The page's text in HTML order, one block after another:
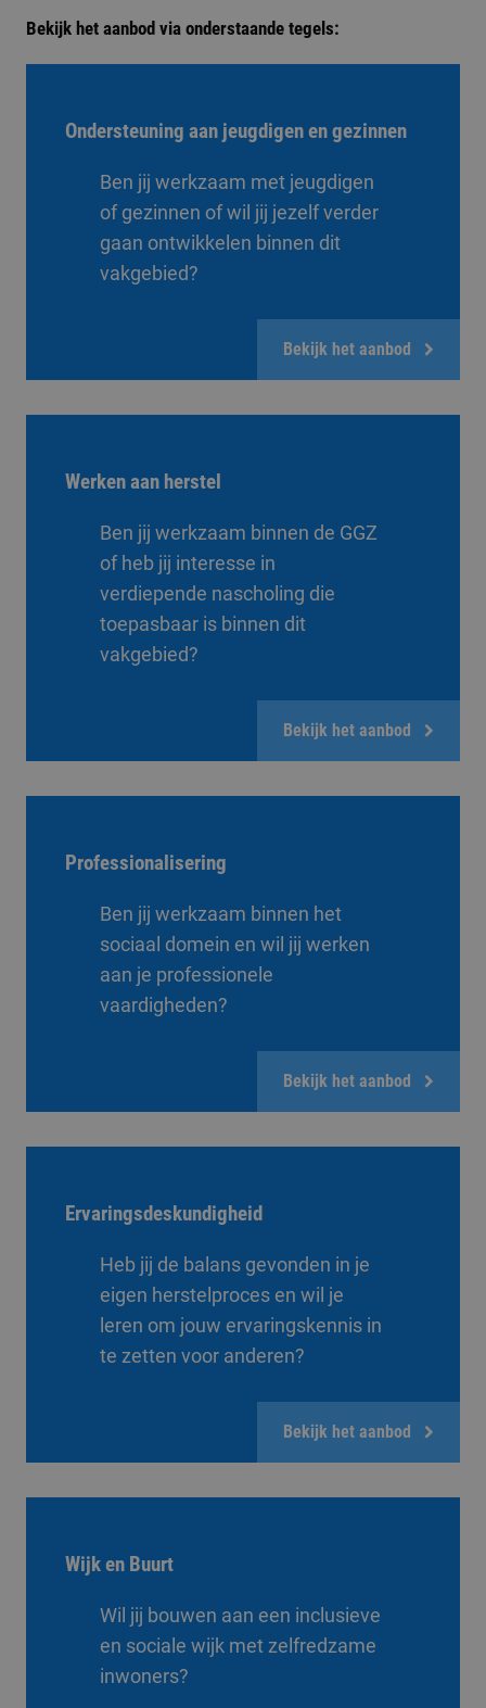
Bekijk het aanbod via onderstaande tegels:
Ondersteuning aan jeugdigen en gezinnen
Ben jij werkzaam met jeugdigen
of gezinnen of wil jij jezelf verder
gaan ontwikkelen binnen dit
vakgebied?
Bekijk het aanbod
Werken aan herstel
Ben jij werkzaam binnen de GGZ
of heb jij interesse in
verdiepende nascholing die
toepasbaar is binnen dit
vakgebied?
Bekijk het aanbod
Professionalisering
Ben jij werkzaam binnen het
sociaal domein en wil jij werken
aan je professionele
vaardigheden?
Bekijk het aanbod
Ervaringsdeskundigheid
Heb jij de balans gevonden in je
eigen herstelproces en wil je
leren om jouw ervaringskennis in
te zetten voor anderen?
Bekijk het aanbod
Wijk en Buurt
Wil jij bouwen aan een inclusieve
en sociale wijk met zelfredzame
inwoners?